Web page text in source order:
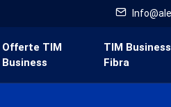
Offerte TIM
Business
TIM Business
Fibra